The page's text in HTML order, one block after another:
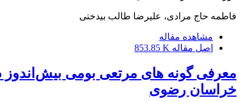
فاطمه حاج مرادی، علیرضا طالب بیدختی
مشاهده مقاله
اصل مقاله 853.85 K
معرفی گونه‌ های مرتعی بومی
خراسان رضوی